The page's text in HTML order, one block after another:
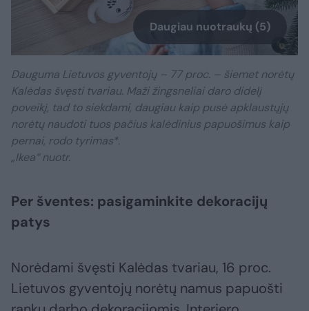
Daugiau nuotraukų (5)
Dauguma Lietuvos gyventojų – 77 proc. – šiemet norėtų
Kalėdas švęsti tvariau. Maži žingsneliai daro didelį
poveikį, tad to siekdami, daugiau kaip pusė apklaustųjų
norėtų naudoti tuos pačius kalėdinius papuošimus kaip
pernai, rodo tyrimas*.
„Ikea“ nuotr.
Per šventes: pasigaminkite dekoracijų
patys
Norėdami švęsti Kalėdas tvariau, 16 proc.
Lietuvos gyventojų norėtų namus papuošti